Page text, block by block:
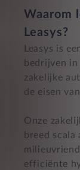
Waarom
Leasys?
Leasys is
bedrijven
zakelijke
de eisen
Onze
breed
efficiënte